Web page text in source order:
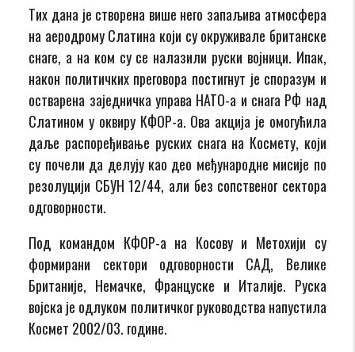
Тих дана је створена више него запаљива атмосфера
на аеродрому Слатина који су окруживале британске
снаге, а на ком су се налазили руски војници. Ипак,
након политичких преговора постигнут је споразум и
остварена заједничка управа НАТО-а и снага РФ над
Слатином у оквиру КФОР-а. Ова акција је омогућила
даље распоређивање руских снага на Космету, који
су почели да делују као део међународне мисије по
резолуцији СБУН 12/44, али без сопственог сектора
одговорности.
Под командом КФОР-а на Косову и Метохији су
формирани сектори одговорности САД, Велике
Британије, Немачке, Француске и Италије. Руска
војска је одлуком политичког руководства напустила
Космет 2002/03. године.